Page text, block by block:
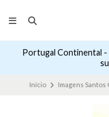
Portugal Continental
Início Imagens Santos